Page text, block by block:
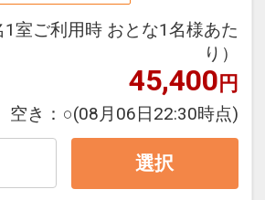
ルバスの一部便が神戸税
テル発三宮・新神戸行の10
・16時台出発の便
リーナ神戸（降車場所よ
、
（徒歩約6分）やアトア
（朝食付の場合）
寝のお子様で朝食をご希
別途現地にて朝食代金をお
ン」と「朝食付プラン」
ます。
ラン」と「朝食付プラ
1室ご利用時 おとな1名様あた
り）
45,400円
空き： ○(08月06日22:30時点)
選択